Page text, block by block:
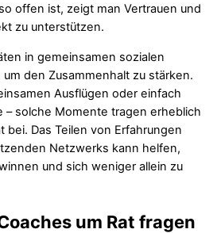
offen ist, zeigt man Vertrauen und
zu unterstützen.
in gemeinsamen sozialen
den Zusammenhalt zu stärken.
Ausflügen oder einfach
– solche Momente tragen erheblich
bei. Das Teilen von Erfahrungen
Netzwerks kann helfen,
und sich weniger allein zu
um Rat fragen